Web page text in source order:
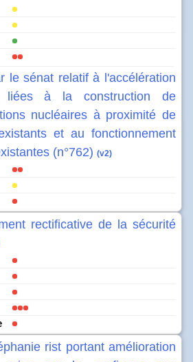
le sénat relatif à l'accélération
liées à la construction de
nucléaires à proximité de
et au fonctionnement
(n°762) (v2)
rectificative de la sécurité
rist portant amélioration